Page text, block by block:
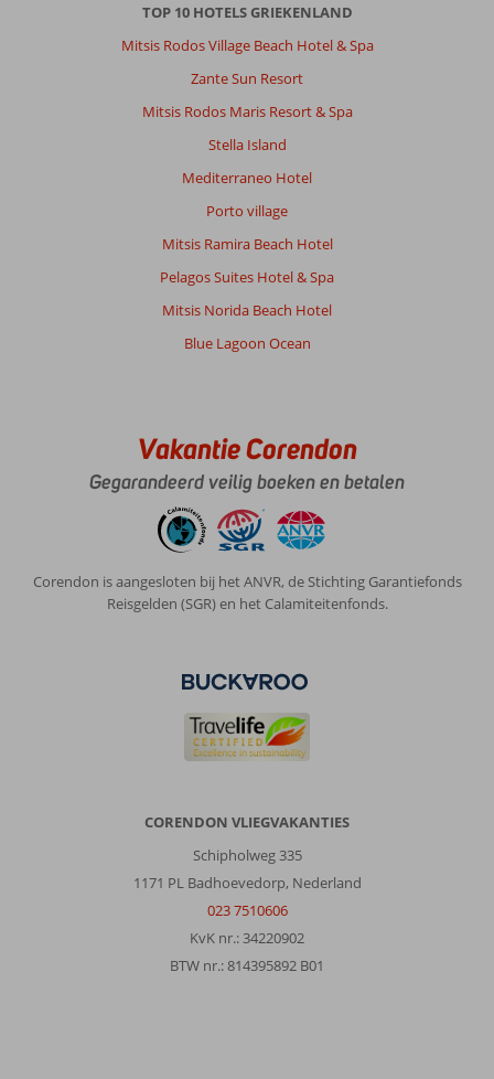
TOP 10 HOTELS GRIEKENLAND
Mitsis Rodos Village Beach Hotel & Spa
Zante Sun Resort
Mitsis Rodos Maris Resort & Spa
Stella Island
Mediterraneo Hotel
Porto village
Mitsis Ramira Beach Hotel
Pelagos Suites Hotel & Spa
Mitsis Norida Beach Hotel
Blue Lagoon Ocean
Vakantie Corendon
Gegarandeerd veilig boeken en betalen
Corendon is aangesloten bij het ANVR, de Stichting Garantiefonds
Reisgelden (SGR) en het Calamiteitenfonds.
CORENDON VLIEGVAKANTIES
Schipholweg 335
1171 PL Badhoevedorp, Nederland
023 7510606
KvK nr.: 34220902
BTW nr.: 814395892 B01